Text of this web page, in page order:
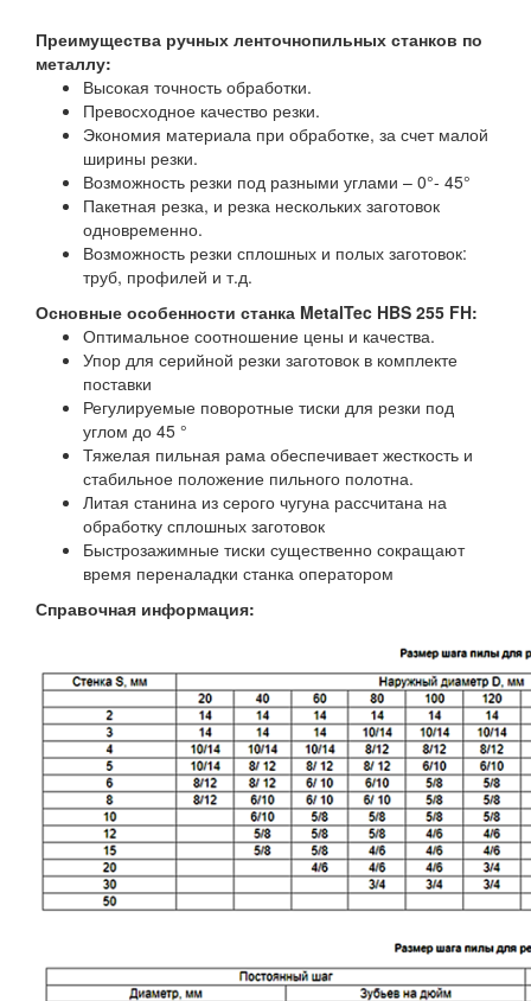
Преимущества ручных ленточнопильных станков по
металлу:
Высокая точность обработки.
Превосходное качество резки.
Экономия материала при обработке, за счет малой
ширины резки.
Возможность резки под разными углами – 0°- 45°
Пакетная резка, и резка нескольких заготовок
одновременно.
Возможность резки сплошных и полых заготовок:
труб, профилей и т.д.
Основные особенности станка MetalTec HBS 255 FH:
Оптимальное соотношение цены и качества.
Упор для серийной резки заготовок в комплекте
поставки
Регулируемые поворотные тиски для резки под
углом до 45 °
Тяжелая пильная рама обеспечивает жесткость и
стабильное положение пильного полотна.
Литая станина из серого чугуна рассчитана на
обработку сплошных заготовок
Быстрозажимные тиски существенно сокращают
время переналадки станка оператором
Справочная информация: